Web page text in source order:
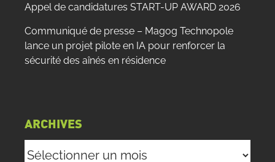
Appel de candidatures START-UP AWARD 2026
Communiqué de presse – Magog Technopole
lance un projet pilote en IA pour renforcer la
sécurité des aînés en résidence
ARCHIVES